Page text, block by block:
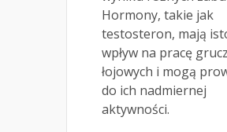
Hormony, takie jak
testosteron, mają
wpływ na pracę
łojowych i mogą
do ich nadmiernej
aktywności.